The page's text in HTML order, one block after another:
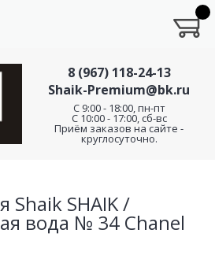
8 (967) 118-24-13
Shaik-Premium@bk.ru
C 9:00 - 18:00, пн-пт
С 10:00 - 17:00, сб-вс
Приём заказов на сайте -
круглосуточно.
SHAIK /
вода № 34 Chanel